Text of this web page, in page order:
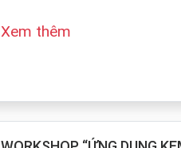
Xem thêm